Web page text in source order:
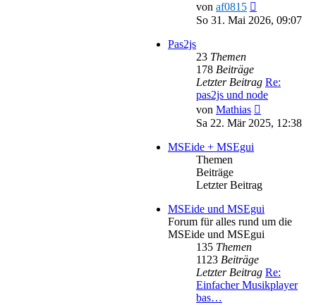
von af0815
Beitrag
So 31. Mai 2026, 09:07
Pas2js
23 Themen
178 Beiträge
Letzter Beitrag Re:
pas2js und node
von Mathias
Beitrag
Sa 22. Mär 2025, 12:38
MSEide + MSEgui
Themen
Beiträge
Letzter Beitrag
MSEide und MSEgui
Forum für alles rund um die
MSEide und MSEgui
135 Themen
1123 Beiträge
Letzter Beitrag Re:
Einfacher Musikplayer
bas…